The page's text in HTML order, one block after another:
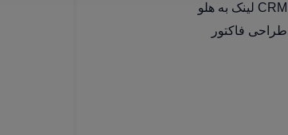
CRM لینک به هلو
طراحی فاکتور